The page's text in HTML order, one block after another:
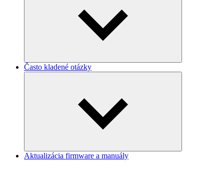
Často kladené otázky
Aktualizácia firmware a manuály